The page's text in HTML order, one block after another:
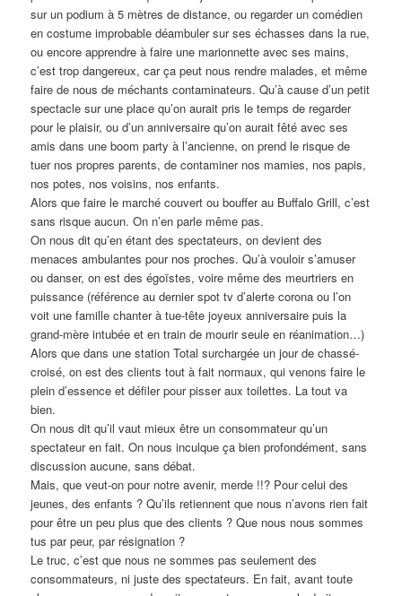
sur un podium à 5 mètres de distance, ou regarder un comédien
en costume improbable déambuler sur ses échasses dans la rue,
ou encore apprendre à faire une marionnette avec ses mains,
c’est trop dangereux, car ça peut nous rendre malades, et même
faire de nous de méchants contaminateurs. Qu’à cause d’un petit
spectacle sur une place qu’on aurait pris le temps de regarder
pour le plaisir, ou d’un anniversaire qu’on aurait fêté avec ses
amis dans une boom party à l’ancienne, on prend le risque de
tuer nos propres parents, de contaminer nos mamies, nos papis,
nos potes, nos voisins, nos enfants.
Alors que faire le marché couvert ou bouffer au Buffalo Grill, c’est
sans risque aucun. On n’en parle même pas.
On nous dit qu’en étant des spectateurs, on devient des
menaces ambulantes pour nos proches. Qu’à vouloir s’amuser
ou danser, on est des égoïstes, voire même des meurtriers en
puissance (référence au dernier spot tv d’alerte corona ou l’on
voit une famille chanter à tue-tête joyeux anniversaire puis la
grand-mère intubée et en train de mourir seule en réanimation…)
Alors que dans une station Total surchargée un jour de chassé-
croisé, on est des clients tout à fait normaux, qui venons faire le
plein d’essence et défiler pour pisser aux toilettes. La tout va
bien.
On nous dit qu’il vaut mieux être un consommateur qu’un
spectateur en fait. On nous inculque ça bien profondément, sans
discussion aucune, sans débat.
Mais, que veut-on pour notre avenir, merde !!? Pour celui des
jeunes, des enfants ? Qu’ils retiennent que nous n’avons rien fait
pour être un peu plus que des clients ? Que nous nous sommes
tus par peur, par résignation ?
Le truc, c’est que nous ne sommes pas seulement des
consommateurs, ni juste des spectateurs. En fait, avant toute